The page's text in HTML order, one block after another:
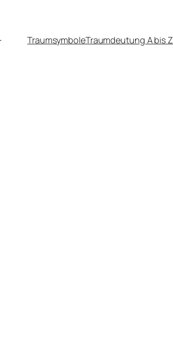
TraumsymboleTraumdeutung A bis Z